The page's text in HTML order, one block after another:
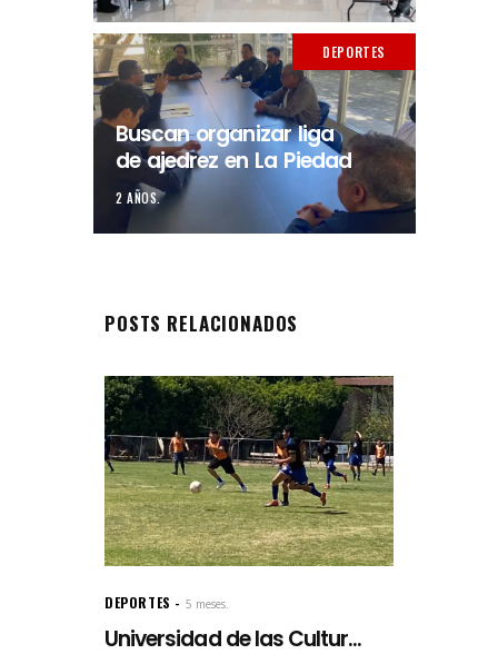
DEPORTES
Buscan organizar liga
de ajedrez en La Piedad
2 AÑOS.
POSTS RELACIONADOS
DEPORTES 5 meses.
Universidad de las Cultur...